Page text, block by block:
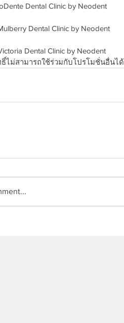
Dental Clinic by Neodent
Mulberry Dental Clinic by Neodent
Dental Clinic by Neodent
ไม่สามารถใช้ร่วมกับโปรโมชั่นอื่นได้